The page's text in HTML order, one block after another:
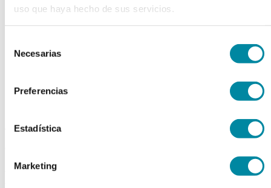
uso que haya hecho de sus servicios.
Necesarias
Preferencias
Estadística
Marketing
adquiriendo este producto
NICOTINAMIDA